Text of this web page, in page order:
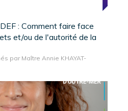
: Comment faire face
et/ou de l'autorité de la
par Maître Annie KHAYAT-